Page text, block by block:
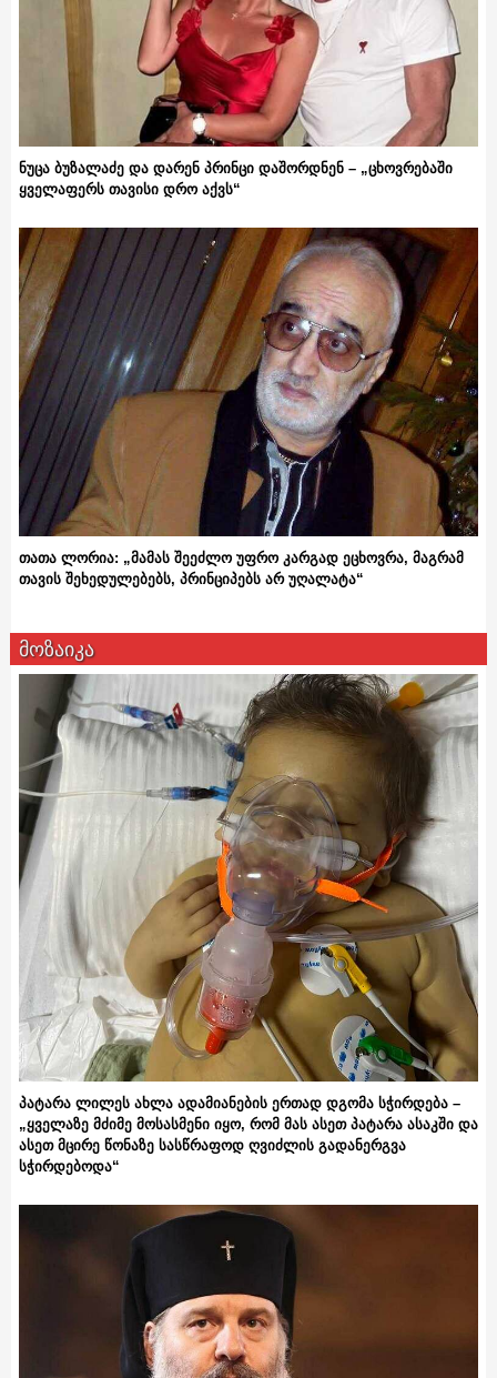
ნუცა ბუზალაძე და დარენ პრინცი დაშორდნენ – „ცხოვრებაში
ყველაფერს თავისი დრო აქვს“
თათა ლორია: „მამას შეეძლო უფრო კარგად ეცხოვრა, მაგრამ
თავის შეხედულებებს, პრინციპებს არ უღალატა“
მოზაიკა
პატარა ლილეს ახლა ადამიანების ერთად დგომა სჭირდება –
„ყველაზე მძიმე მოსასმენი იყო, რომ მას ასეთ პატარა ასაკში და
ასეთ მცირე წონაზე სასწრაფოდ ღვიძლის გადანერგვა
სჭირდებოდა“